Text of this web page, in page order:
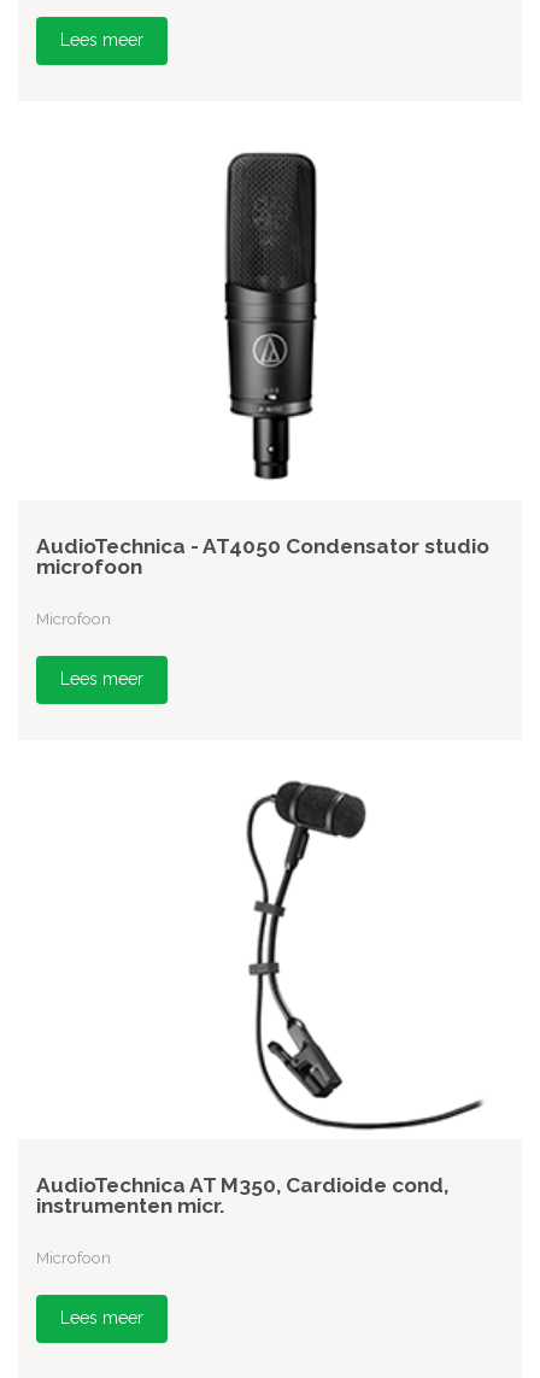
Lees meer
AudioTechnica - AT4050 Condensator studio
microfoon
Microfoon
Lees meer
AudioTechnica AT M350, Cardioide cond,
instrumenten micr.
Microfoon
Lees meer